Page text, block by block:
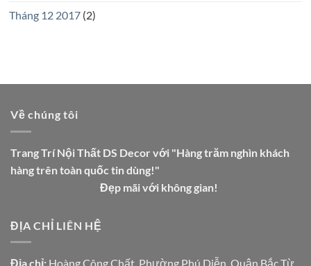
Tháng 12 2017(2)
Về chúng tôi
Trang Trí Nội Thất DS Decor với "Hàng trăm nghìn khách
hàng trên toàn quốc tin dùng!"
Đẹp mãi với không gian!
ĐỊA CHỈ LIÊN HỆ
Địa chỉ: Hoàng Công Chất, Phường Phú Diễn, Quận Bắc Từ